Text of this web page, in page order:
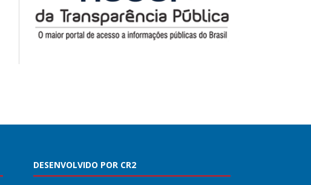
DESENVOLVIDO POR CR2